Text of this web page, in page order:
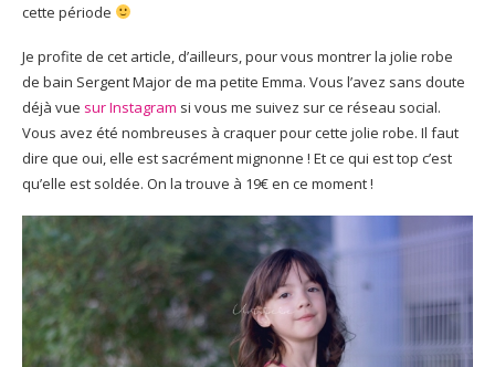
cette période
Je profite de cet article, d’ailleurs, pour vous montrer la jolie robe
de bain Sergent Major de ma petite Emma. Vous l’avez sans doute
déjà vue sur Instagram si vous me suivez sur ce réseau social.
Vous avez été nombreuses à craquer pour cette jolie robe. Il faut
dire que oui, elle est sacrément mignonne ! Et ce qui est top c’est
qu’elle est soldée. On la trouve à 19€ en ce moment !